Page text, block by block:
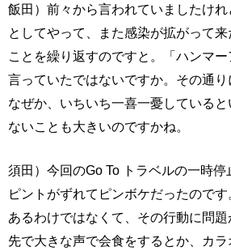
飯田）前々から言われていましたけれ
としてやって、また感染が拡がって
ことを繰り返すのですと。「ハンマ
言っていたではないですか。その通り
なぜか、いちいち一喜一憂している
ないことも大きいのですかね。
須田）今回のGo To トラベルの一時停
ピントがずれてピンボケだったので
あるわけではなくて、その行動に問
先で大きな声で会食をするとか、カ